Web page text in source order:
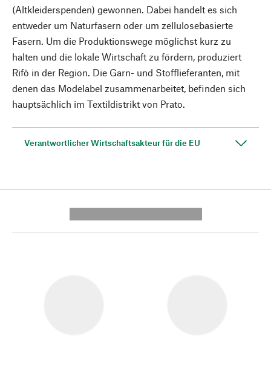
(Altkleiderspenden) gewonnen. Dabei handelt es sich
entweder um Naturfasern oder um zellulosebasierte
Fasern. Um die Produktionswege möglichst kurz zu
halten und die lokale Wirtschaft zu fördern, produziert
Rifò in der Region. Die Garn- und Stofflieferanten, mit
denen das Modelabel zusammenarbeitet, befinden sich
hauptsächlich im Textildistrikt von Prato.
Verantwortlicher Wirtschaftsakteur für die EU